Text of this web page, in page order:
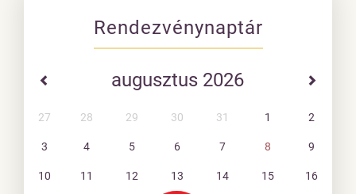
Rendezvénynaptár
augusztus 2026
27 28 29 30 31 1 2
3 4 5 6 7 8 9
10 11 12 13 14 15 16